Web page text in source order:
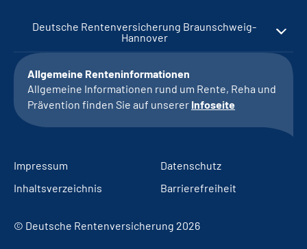
Deutsche Rentenversicherung Braunschweig-
Hannover
Allgemeine Renteninformationen
Allgemeine Informationen rund um Rente, Reha und
Prävention finden Sie auf unserer Infoseite
Impressum
Datenschutz
Inhaltsverzeichnis
Barrierefreiheit
© Deutsche Rentenversicherung 2026